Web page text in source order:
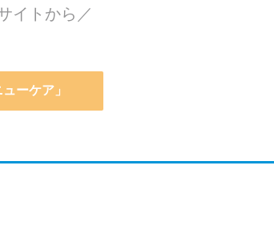
イトから／
ーケア」